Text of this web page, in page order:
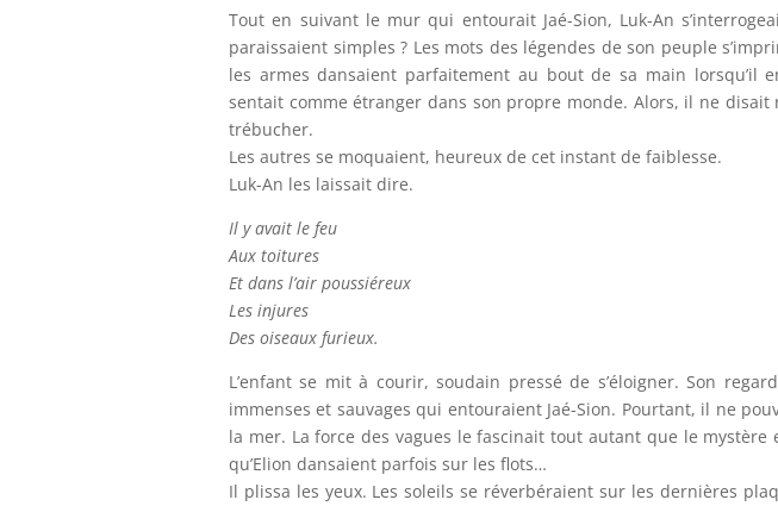
Tout en suivant le mur qui entourait Jaé-Sion, Luk-An
paraissaient simples ? Les mots des légendes de son peuple
les armes dansaient parfaitement au bout de sa main lorsqu’il
sentait comme étranger dans son propre monde. Alors, il ne
trébucher.
Les autres se moquaient, heureux de cet instant de faiblesse.
Luk-An les laissait dire.
Il y avait le feu
Aux toitures
Et dans l’air poussiéreux
Les injures
Des oiseaux furieux.
L’enfant se mit à courir, soudain pressé de s’éloigner. Son
immenses et sauvages qui entouraient Jaé-Sion. Pourtant, il ne
la mer. La force des vagues le fascinait tout autant que le mystère
qu’Elion dansaient parfois sur les flots…
Il plissa les yeux. Les soleils se réverbéraient sur les dernières